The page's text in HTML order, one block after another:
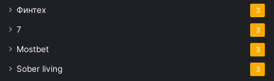
Финтех 3
7 3
Mostbet 3
Sober living 3